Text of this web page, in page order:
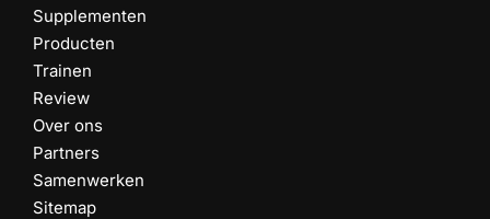
Supplementen
Producten
Trainen
Review
Over ons
Partners
Samenwerken
Sitemap